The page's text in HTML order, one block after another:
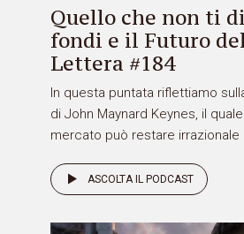
Quello che non ti
fondi e il Futuro
Lettera #184
In questa puntata riflettiamo
di John Maynard Keynes, il
mercato può restare irrazionale
ASCOLTA IL PODCAST